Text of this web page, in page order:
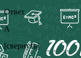
Ответ
А
[свернуть]